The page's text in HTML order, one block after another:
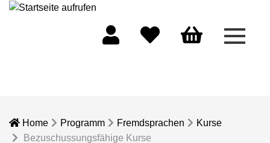
Menü
Home Programm Fremdsprachen
Kurse
Bezuschussungsfähige Kurse